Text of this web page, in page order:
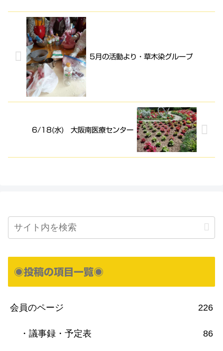
5月の活動より・草木染グループ
6/18(水) 大阪南医療センター
◉投稿の項目一覧◉
会員のページ 226
・議事録・予定表 86